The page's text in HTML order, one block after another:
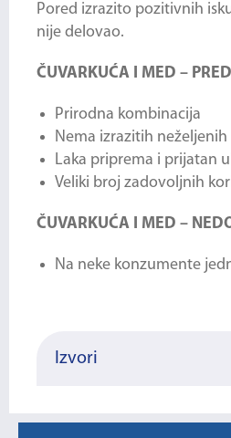
Pored izrazito pozitivnih
nije delovao.
ČUVARKUĆA I MED –
Prirodna kombinacija
Nema izrazitih neželjenih
Laka priprema i prijatan
Veliki broj zadovoljnih
ČUVARKUĆA I MED –
Na neke konzumente
Izvori